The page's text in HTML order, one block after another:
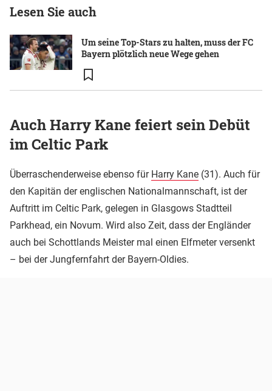
Lesen Sie auch
Um seine Top-Stars zu halten, muss der FC
Bayern plötzlich neue Wege gehen
Auch Harry Kane feiert sein Debüt
im Celtic Park
Überraschenderweise ebenso für Harry Kane (31). Auch für
den Kapitän der englischen Nationalmannschaft, ist der
Auftritt im Celtic Park, gelegen in Glasgows Stadtteil
Parkhead, ein Novum. Wird also Zeit, dass der Engländer
auch bei Schottlands Meister mal einen Elfmeter versenkt
– bei der Jungfernfahrt der Bayern-Oldies.